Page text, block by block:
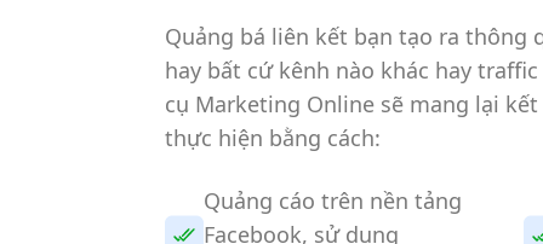
Quảng bá liên kết bạn tạo ra thông
hay bất cứ kênh nào khác hay
cụ Marketing Online sẽ mang lại
thực hiện bằng cách:
Quảng cáo trên nền tảng
Facebook, sử dụng